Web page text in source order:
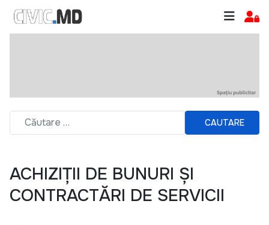
CAUTARE
ACHIZIȚII DE BUNURI ȘI
CONTRACTĂRI DE SERVICII